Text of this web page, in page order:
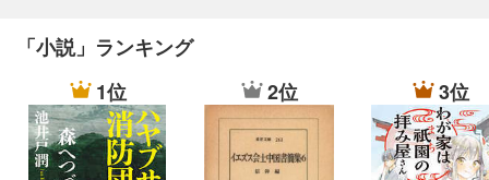
「小説」ランキング
1位
2位 3位